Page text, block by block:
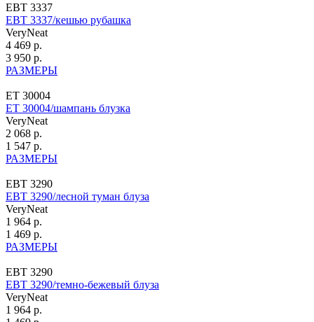
ЕВТ 3337
ЕВТ 3337/кешью рубашка
VeryNeat
4 469 р.
3 950 р.
РАЗМЕРЫ
ЕТ 30004
ЕТ 30004/шампань блузка
VeryNeat
2 068 р.
1 547 р.
РАЗМЕРЫ
ЕВТ 3290
ЕВТ 3290/лесной туман блуза
VeryNeat
1 964 р.
1 469 р.
РАЗМЕРЫ
ЕВТ 3290
ЕВТ 3290/темно-бежевый блуза
VeryNeat
1 964 р.